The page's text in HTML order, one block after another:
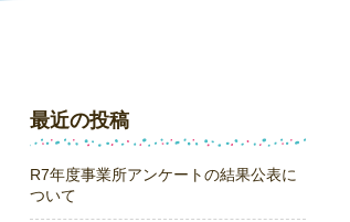
最近の投稿
R7年度事業所アンケートの結果公表に
ついて